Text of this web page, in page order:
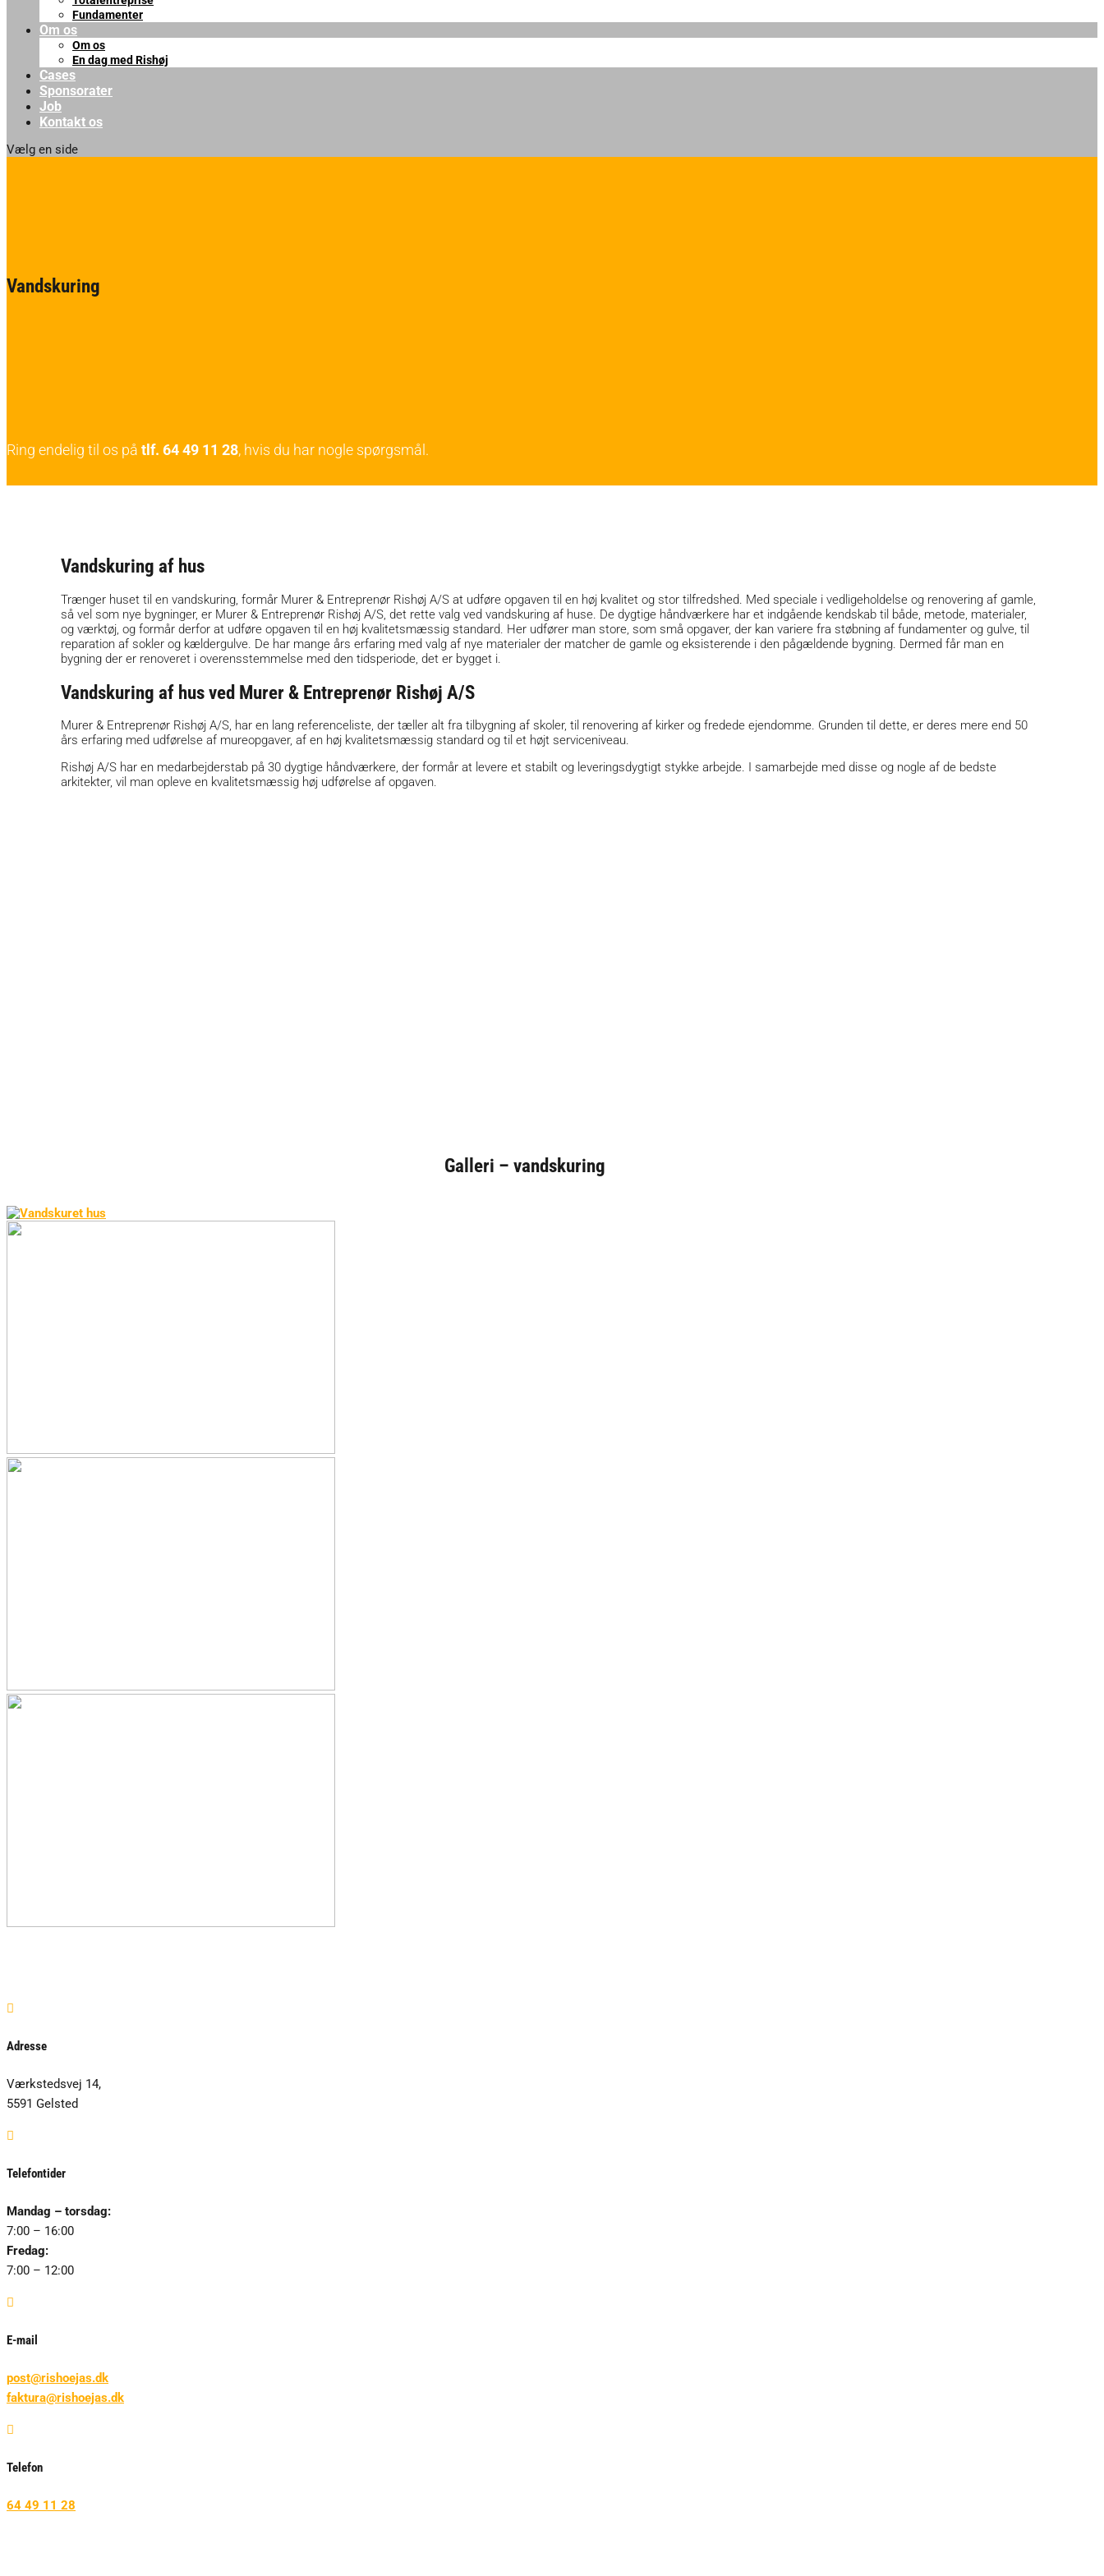
Fundamenter
Om os
Om os
En dag med Rishøj
Cases
Sponsorater
Job
Kontakt os
Vælg en side
Vandskuring
Ring endelig til os på tlf. 64 49 11 28, hvis du har nogle spørgsmål.
Vandskuring af hus
Trænger huset til en vandskuring, formår Murer & Entreprenør Rishøj A/S at udføre opgaven til en høj kvalitet og stor tilfredshed. Med speciale i vedligeholdelse og renovering af gamle,
så vel som nye bygninger, er Murer & Entreprenør Rishøj A/S, det rette valg ved vandskuring af huse. De dygtige håndværkere har et indgående kendskab til både, metode, materialer,
og værktøj, og formår derfor at udføre opgaven til en høj kvalitetsmæssig standard. Her udfører man store, som små opgaver, der kan variere fra støbning af fundamenter og gulve, til
reparation af sokler og kældergulve. De har mange års erfaring med valg af nye materialer der matcher de gamle og eksisterende i den pågældende bygning. Dermed får man en
bygning der er renoveret i overensstemmelse med den tidsperiode, det er bygget i.
Vandskuring af hus ved Murer & Entreprenør Rishøj A/S
Murer & Entreprenør Rishøj A/S, har en lang referenceliste, der tæller alt fra tilbygning af skoler, til renovering af kirker og fredede ejendomme. Grunden til dette, er deres mere end 50
års erfaring med udførelse af mureopgaver, af en høj kvalitetsmæssig standard og til et højt serviceniveau.
Rishøj A/S har en medarbejderstab på 30 dygtige håndværkere, der formår at levere et stabilt og leveringsdygtigt stykke arbejde. I samarbejde med disse og nogle af de bedste
arkitekter, vil man opleve en kvalitetsmæssig høj udførelse af opgaven.
Galleri – vandskuring

Adresse
Værkstedsvej 14,
5591 Gelsted

Telefontider
Mandag – torsdag:
7:00 – 16:00
Fredag:
7:00 – 12:00

E-mail
post@rishoejas.dk
faktura@rishoejas.dk

Telefon
64 49 11 28